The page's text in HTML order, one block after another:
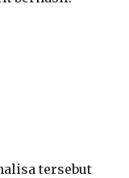
tersebut